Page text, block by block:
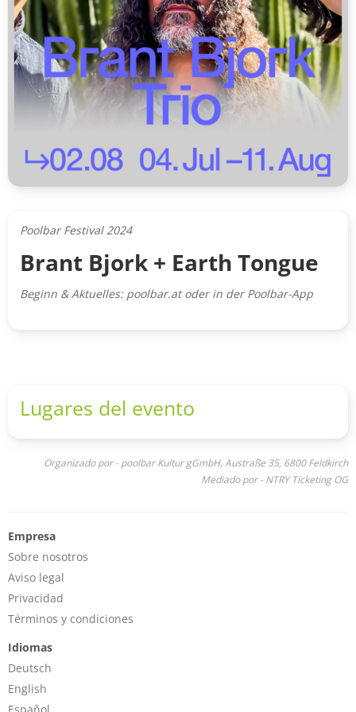
Poolbar Festival 2024
Brant Bjork + Earth Tongue
Beginn & Aktuelles: poolbar.at oder in der Poolbar-App
Lugares del evento
Organizado por - poolbar Kultur gGmbH, Austraße 35, 6800 Feldkirch
Mediado por - NTRY Ticketing OG
Empresa
Sobre nosotros
Aviso legal
Privacidad
Términos y condiciones
Idiomas
Deutsch
English